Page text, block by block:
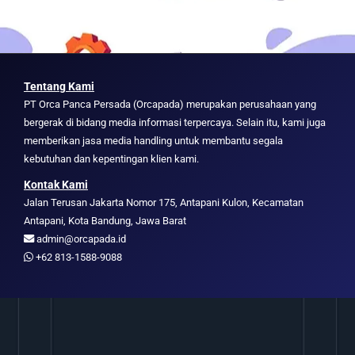
Tentang Kami
PT Orca Panca Persada (Orcapada) merupakan perusahaan yang
bergerak di bidang media informasi terpercaya. Selain itu, kami juga
memberikan jasa media handling untuk membantu segala
kebutuhan dan kepentingan klien kami.
Kontak Kami
Jalan Terusan Jakarta Nomor 175, Antapani Kulon, Kecamatan
Antapani, Kota Bandung, Jawa Barat
admin@orcapada.id
+62 813-1588-9088